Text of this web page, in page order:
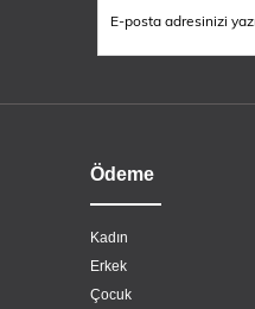
Ödeme
Kadın
Erkek
Çocuk